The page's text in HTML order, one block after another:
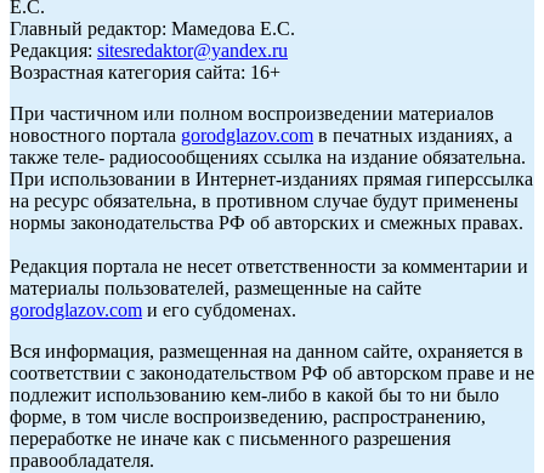
Е.С.
Главный редактор: Мамедова Е.С.
Редакция: sitesredaktor@yandex.ru
Возрастная категория сайта: 16+
При частичном или полном воспроизведении материалов
новостного портала gorodglazov.com в печатных изданиях, а
также теле- радиосообщениях ссылка на издание обязательна.
При использовании в Интернет-изданиях прямая гиперссылка
на ресурс обязательна, в противном случае будут применены
нормы законодательства РФ об авторских и смежных правах.
Редакция портала не несет ответственности за комментарии и
материалы пользователей, размещенные на сайте
gorodglazov.com и его субдоменах.
Вся информация, размещенная на данном сайте, охраняется в
соответствии с законодательством РФ об авторском праве и не
подлежит использованию кем-либо в какой бы то ни было
форме, в том числе воспроизведению, распространению,
переработке не иначе как с письменного разрешения
правообладателя.